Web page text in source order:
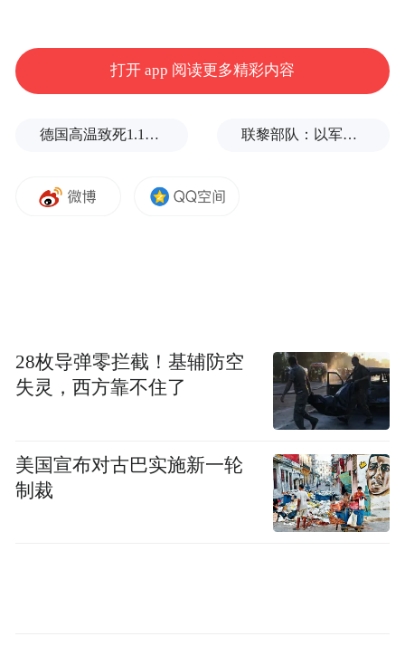
海口市城市管理局一级主任科员何启英透
现全市覆盖。
省住建厅相关负责人表示，城市管理进社区
“特别声明：以上作品内容(包括在内的视频、图片或音
频)为凤凰网旗下自媒体平台“大风号”用户上传并发
Notice: The content above (including the videos,
by the user of Dafeng Hao, which is a social media
platform and merely provides information storage
space services.”
打开 app 阅读更多精彩内容
德国高温致死1.19万人，为2016年来最高纪录 联黎部队：以军单日向黎发射113枚炮弹
28枚导弹零拦截！基辅防空
失灵，西方靠不住了
美国宣布对古巴实施新一轮
制裁